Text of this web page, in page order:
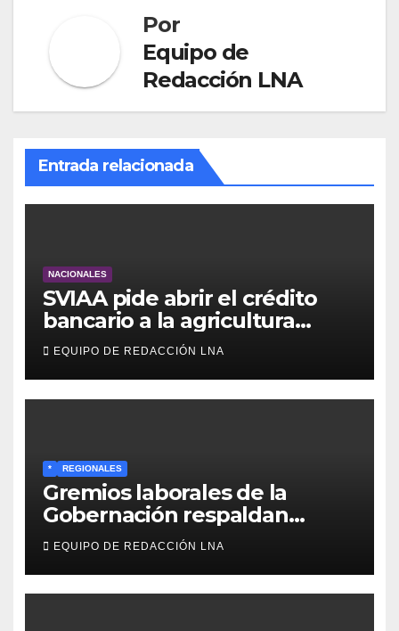
Por
Equipo de
Redacción LNA
Entrada relacionada
NACIONALES
SVIAA pide abrir el crédito
bancario a la agricultura
familiar en Venezuela
EQUIPO DE REDACCIÓN LNA
* REGIONALES
Gremios laborales de la
Gobernación respaldan
propuesta de Bono
Recreativo de 100 dólares
para jubilados, pensionados y
EQUIPO DE REDACCIÓN LNA